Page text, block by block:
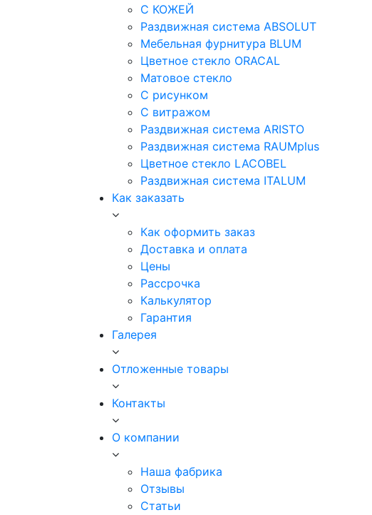
С КОЖЕЙ
Раздвижная система ABSOLUT
Мебельная фурнитура BLUM
Цветное стекло ORACAL
Матовое стекло
C рисунком
C витражом
Раздвижная система ARISTO
Раздвижная система RAUMplus
Цветное стекло LACOBEL
Раздвижная система ITALUM
Как заказать
Как оформить заказ
Доставка и оплата
Цены
Рассрочка
Калькулятор
Гарантия
Галерея
Отложенные товары
Контакты
О компании
Наша фабрика
Отзывы
Статьи